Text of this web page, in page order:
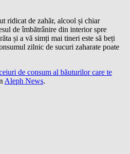
ridicat de zahăr, alcool și chiar
de îmbătrânire din interior spre
și a vă simți mai tineri este să beți
zilnic de sucuri zaharate poate
de consum al băuturilor care te
Aleph News.